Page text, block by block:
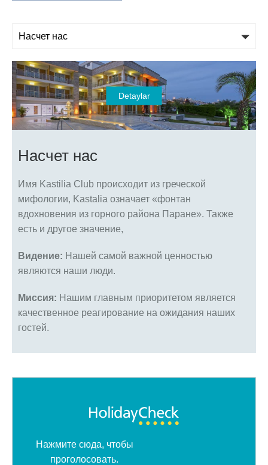
Detaylar
Насчет нас
Имя Kastilia Club происходит из греческой
мифологии, Kastalia означает «фонтан
вдохновения из горного района Паране». Также
есть и другое значение,
Видение: Нашей самой важной ценностью
являются наши люди.
Миссия: Нашим главным приоритетом является
качественное реагирование на ожидания наших
гостей.
Нажмите сюда, чтобы
проголосовать.